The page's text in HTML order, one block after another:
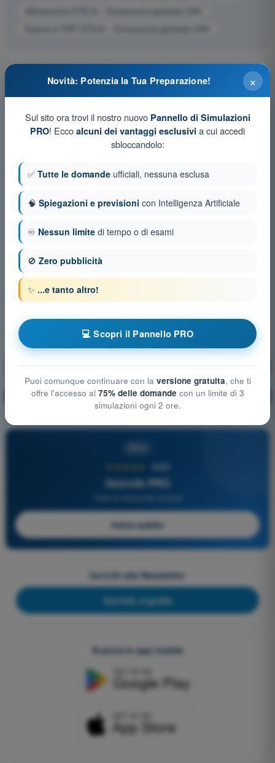
Allenamento STS-01 - Conoscenza generale UAS
Esame in PDF STS-01 - Conoscenza generale UAS
Conoscenza generale UAS Allenamento!
🔒 PRO Spiegazione domanda
4,6/5
Quizvds PRO
Inizia subito
Iscriviti alla Newsletter
Iscriviti, è gratis
Scarica le app mobile
×
Novità: Potenzia la Tua Preparazione!
Sul sito ora trovi il nostro nuovo Pannello di Simulazioni
PRO! Ecco alcuni dei vantaggi esclusivi a cui accedi
sbloccandolo:
✅ Tutte le domande ufficiali, nessuna esclusa
🧠 Spiegazioni e previsioni con Intelligenza Artificiale
♾️ Nessun limite di tempo o di esami
🚫 Zero pubblicità
✨ ...e tanto altro!
💻 Scopri il Pannello PRO
Puoi comunque continuare con la versione gratuita, che ti
offre l'accesso al 75% delle domande con un limite di 3
simulazioni ogni 2 ore.